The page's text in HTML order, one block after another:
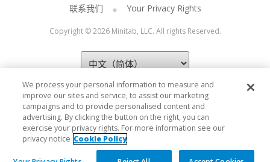
联系我们
Your Privacy Rights
Copyright © 2026 Minitab, LLC. All rights Reserved.
We process your personal information to measure and
improve our sites and service, to assist our marketing
campaigns and to provide personalised content and
advertising. By clicking the button on the right, you can
exercise your privacy rights. For more information see our
privacy notice Cookie Policy